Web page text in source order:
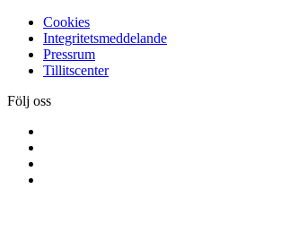
Cookies
Integritetsmeddelande
Pressrum
Tillitscenter
Följ oss